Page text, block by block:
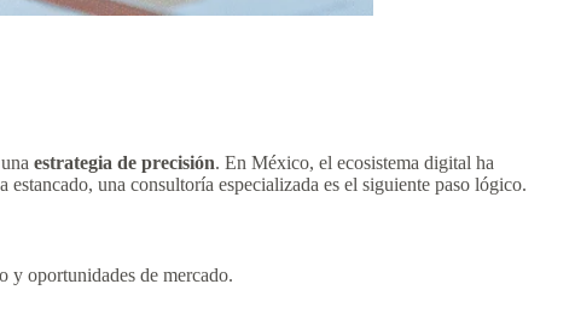
estrategia de precisión. En México, el ecosistema digital ha
una consultoría especializada es el siguiente paso lógico.
y oportunidades de mercado.